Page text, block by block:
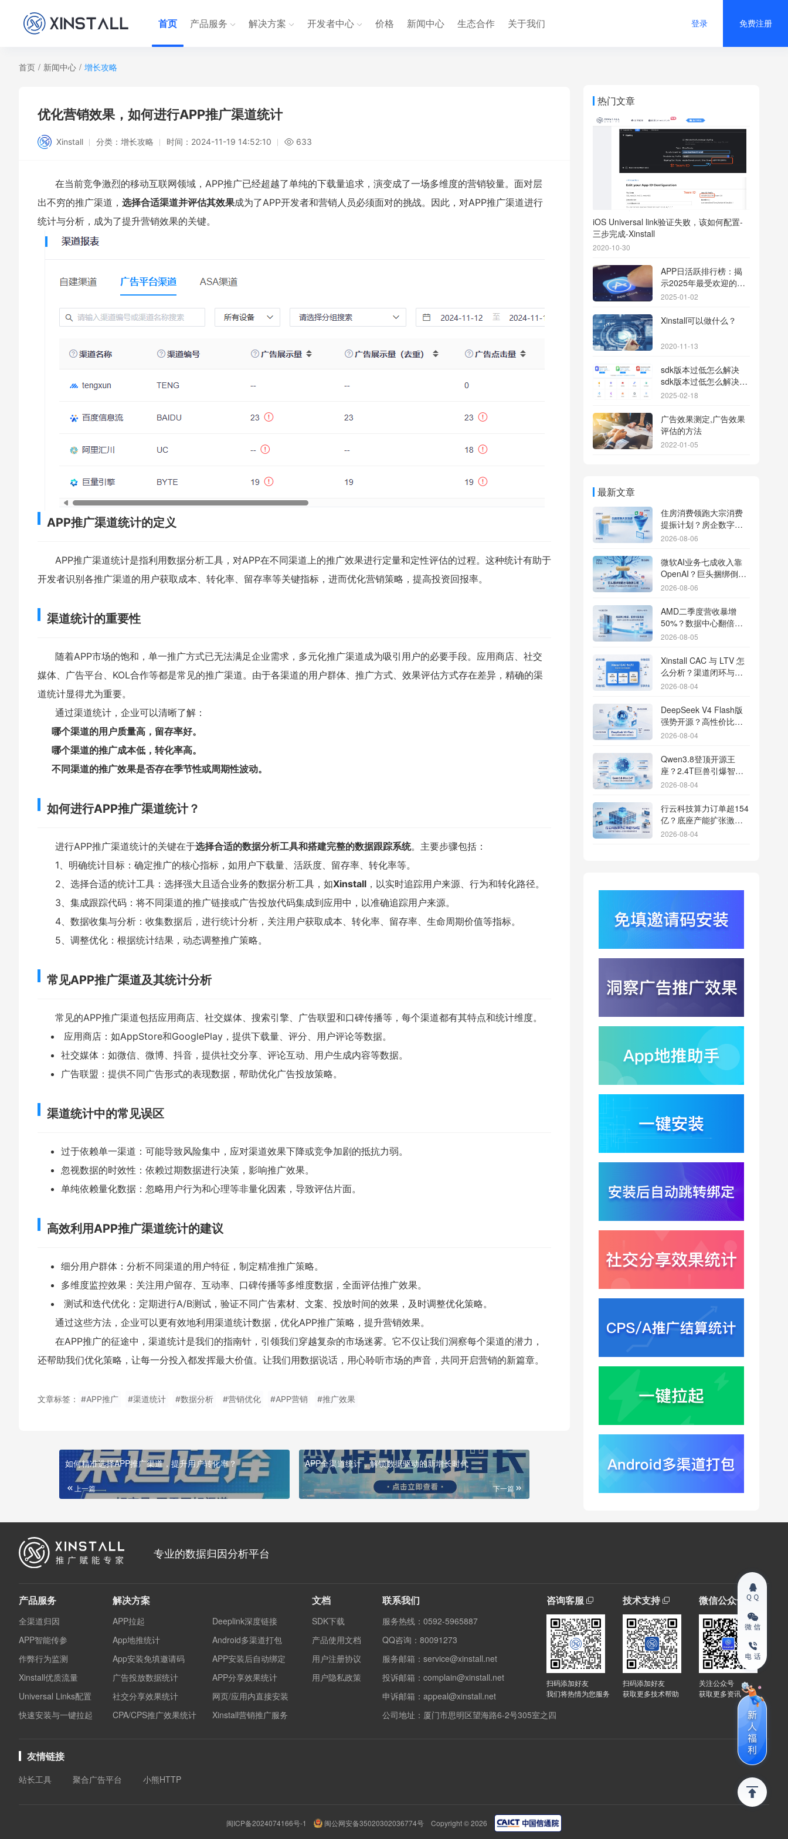
首页 产品服务 解决方案 开发者中心 价格 新闻中心 生态合作 关于我们 登录 免费注册
首页 / 新闻中心 / 增长攻略
优化营销效果，如何进行APP推广渠道统计
Xinstall 分类： 增长攻略 时间： 2024-11-19 14:52:10 633
在当前竞争激烈的移动互联网领域，APP推广已经超越了单纯的下载量追求，演变成了一场多维度的营销较量。面对层
出不穷的推广渠道， 选择合适渠道并评估其效果成为了APP开发者和营销人员必须面对的挑战。因此，对APP推广渠道进行
统计与分析，成为了提升营销效果的关键。
APP推广渠道统计的定义
APP推广渠道统计是指利用数据分析工具，对APP在不同渠道上的推广效果进行定量和定性评估的过程。这种统计有助于
开发者识别各推广渠道的用户获取成本、转化率、留存率等关键指标，进而优化营销策略，提高投资回报率。
渠道统计的重要性
随着APP市场的饱和，单一推广方式已无法满足企业需求，多元化推广渠道成为吸引用户的必要手段。应用商店、社交
媒体、广告平台、KOL合作等都是常见的推广渠道。由于各渠道的用户群体、推广方式、效果评估方式存在差异，精确的渠
道统计显得尤为重要。
通过渠道统计，企业可以清晰了解：
哪个渠道的用户质量高，留存率好。
哪个渠道的推广成本低，转化率高。
不同渠道的推广效果是否存在季节性或周期性波动。
如何进行APP推广渠道统计？
进行APP推广渠道统计的关键在于选择合适的数据分析工具和搭建完整的数据跟踪系统。主要步骤包括：
1、明确统计目标：确定推广的核心指标，如用户下载量、活跃度、留存率、转化率等。
2、选择合适的统计工具：选择强大且适合业务的数据分析工具，如Xinstall ，以实时追踪用户来源、行为和转化路径。
3、集成跟踪代码：将不同渠道的推广链接或广告投放代码集成到应用中，以准确追踪用户来源。
4、数据收集与分析：收集数据后，进行统计分析，关注用户获取成本、转化率、留存率、生命周期价值等指标。
5、调整优化：根据统计结果，动态调整推广策略。
常见APP推广渠道及其统计分析
常见的APP推广渠道包括应用商店、社交媒体、搜索引擎、广告联盟和口碑传播等，每个渠道都有其特点和统计维度。
应用商店：如AppStore和GooglePlay，提供下载量、评分、用户评论等数据。
社交媒体：如微信、微博、抖音，提供社交分享、评论互动、用户生成内容等数据。
广告联盟：提供不同广告形式的表现数据，帮助优化广告投放策略。
渠道统计中的常见误区
过于依赖单一渠道：可能导致风险集中，应对渠道效果下降或竞争加剧的抵抗力弱。
忽视数据的时效性：依赖过期数据进行决策，影响推广效果。
单纯依赖量化数据：忽略用户行为和心理等非量化因素，导致评估片面。
高效利用APP推广渠道统计的建议
细分用户群体：分析不同渠道的用户特征，制定精准推广策略。
多维度监控效果：关注用户留存、互动率、口碑传播等多维度数据，全面评估推广效果。
测试和迭代优化：定期进行A/B测试，验证不同广告素材、文案、投放时间的效果，及时调整优化策略。
通过这些方法，企业可以更有效地利用渠道统计数据，优化APP推广策略，提升营销效果。
在APP推广的征途中，渠道统计是我们的指南针，引领我们穿越复杂的市场迷雾。它不仅让我们洞察每个渠道的潜力，
还帮助我们优化策略，让每一分投入都发挥最大价值。让我们用数据说话，用心聆听市场的声音，共同开启营销的新篇章。
文章标签： #APP推广 #渠道统计 #数据分析 #营销优化 #APP营销 #推广效果
如何精准选择APP推广渠道，提升用户转化率？
上一篇
APP全渠道统计，解锁数据驱动的新增长时代
下一篇
热门文章
iOS Universal link验证失败，该如何配置-
三步完成-Xinstall
2020-10-30
APP日活跃排行榜：揭
示2025年最受欢迎的应
用背后的秘密
2025-01-02
Xinstall可以做什么？
2020-11-13
sdk版本过低怎么解决
sdk版本过低怎么解决华
为
2025-02-18
广告效果测定,广告效果
评估的方法
2022-01-05
最新文章
住房消费领跑大宗消费
提振计划？房企数字化
转型加速线下场景智能
2026-08-06
微软AI业务七成收入靠
OpenAI？巨头捆绑倒逼
出海App独立追踪全渠道
2026-08-06
AMD二季度营收暴增
50%？数据中心翻倍增
长驱动跨端分发新底座
2026-08-05
Xinstall CAC 与 LTV 怎
么分析？渠道闭环与投
放回报解析
2026-08-04
DeepSeek V4 Flash版
强势开源？高性价比基
座模型重塑长尾应用全
2026-08-04
Qwen3.8登顶开源王
座？2.4T巨兽引爆智能
体免填邀请码分发潮
2026-08-04
行云科技算力订单超154
亿？底座产能扩张激活
AI应用多终端流转新周
2026-08-04
因升级
DeepSeek跑分超
GPT5.6？超低价API引
爆智能体工具免填码安
2026-08-03
蚂蚁灵波首轮拟募资15
落地凸显全链路设备归
因紧迫性
2026-08-03
2000亿美元？云与广告
双轮驱动下B端应用迎来
分发与归因重构
千问已在特斯拉车机内
测？大模型上车打通跨
端服务与全渠道归因新
面环境能力升级加速PC
端智能助手与应用分发
2026-07-30
悟空大圣上映5天票房仅
15万？国产动画宣发失
灵暴露渠道归因黑洞
2026-07-30
Xinstall 渠道统计怎么做
？多渠道统一口径与数
专业的数据归因分析平台
产品服务
全渠道归因
APP智能传参
作弊行为监测
Xinstall优质流量
Universal Links配置
快速安装与一键拉起
解决方案
APP拉起
Deeplink深度链接
App地推统计
Android多渠道打包
App安装免填邀请码
APP安装后自动绑定
广告投放数据统计
APP分享效果统计
社交分享效果统计
网页/应用内直接安装
CPA/CPS推广效果统计
Xinstall营销推广服务
文档
SDK下载
产品使用文档
用户注册协议
用户隐私政策
联系我们
服务热线：0592-5965887
QQ咨询：80091273
服务邮箱：service@xinstall.net
投诉邮箱：complain@xinstall.net
申诉邮箱：appeal@xinstall.net
公司地址：厦门市思明区望海路6-2号305室之四
咨询客服
扫码添加好友
我们将热情为您服务
技术支持
扫码添加好友
获取更多技术帮助
微信公众号
关注公众号
获取更多资讯
友情链接
站长工具 聚合广告平台 小熊HTTP
闽ICP备2024074166号-1 闽公网安备35020302036774号 Copyright © 2026